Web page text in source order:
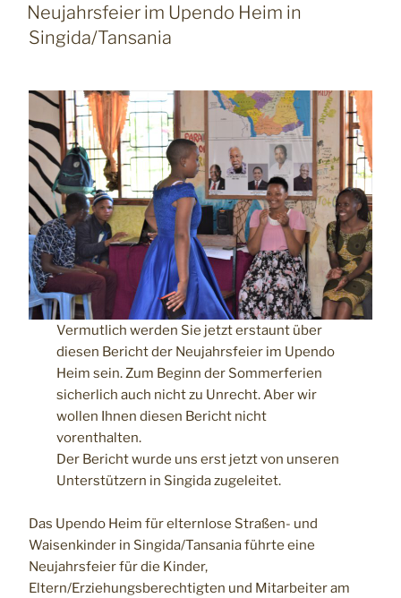
AM
Neujahrsfeier im Upendo Heim in
Singida/Tansania
Vermutlich werden Sie jetzt erstaunt über
diesen Bericht der Neujahrsfeier im Upendo
Heim sein. Zum Beginn der Sommerferien
sicherlich auch nicht zu Unrecht. Aber wir
wollen Ihnen diesen Bericht nicht
vorenthalten.
Der Bericht wurde uns erst jetzt von unseren
Unterstützern in Singida zugeleitet.
Das Upendo Heim für elternlose Straßen- und
Waisenkinder in Singida/Tansania führte eine
Neujahrsfeier für die Kinder,
Eltern/Erziehungsberechtigten und Mitarbeiter am